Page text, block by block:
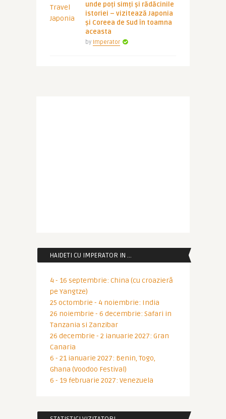
unde poți simți și rădăcinile
istoriei – vizitează Japonia
și Coreea de Sud în toamna
aceasta
by Imperator
HAIDETI CU IMPERATOR IN …
4 - 16 septembrie: China (cu croazieră
pe Yangtze)
25 octombrie - 4 noiembrie: India
26 noiembrie - 6 decembrie: Safari in
Tanzania si Zanzibar
26 decembrie - 2 ianuarie 2027: Gran
Canaria
6 - 21 ianuarie 2027: Benin, Togo,
Ghana (Voodoo Festival)
6 - 19 februarie 2027: Venezuela